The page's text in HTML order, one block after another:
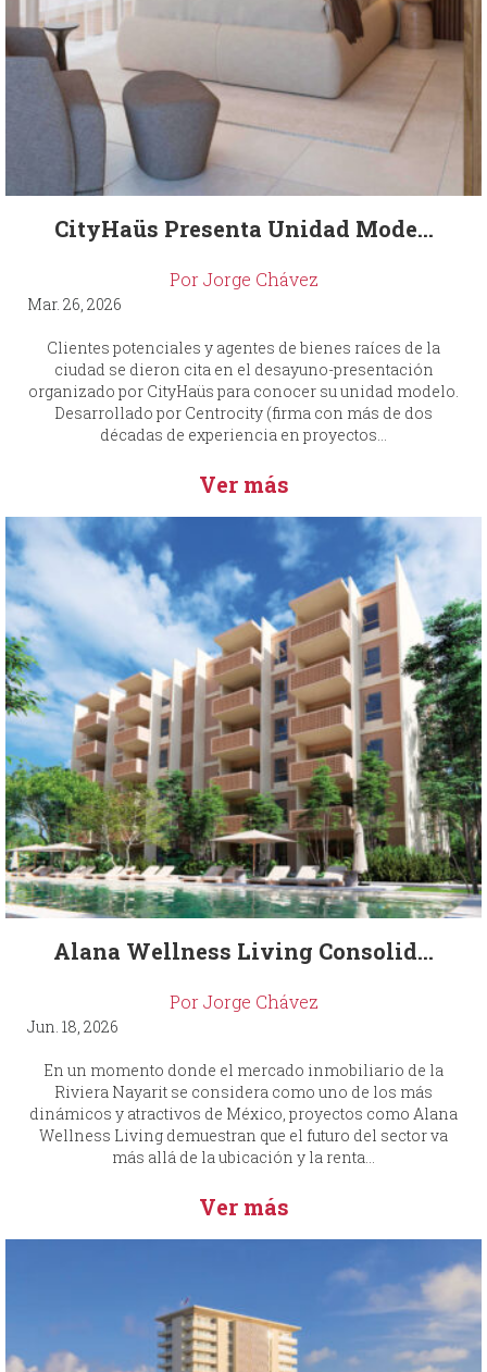
CityHaüs Presenta Unidad Mode...
Por Jorge Chávez
Mar. 26, 2026
Clientes potenciales y agentes de bienes raíces de la
ciudad se dieron cita en el desayuno-presentación
organizado por CityHaüs para conocer su unidad modelo.
Desarrollado por Centrocity (firma con más de dos
décadas de experiencia en proyectos...
Ver más
Alana Wellness Living Consolid...
Por Jorge Chávez
Jun. 18, 2026
En un momento donde el mercado inmobiliario de la
Riviera Nayarit se considera como uno de los más
dinámicos y atractivos de México, proyectos como Alana
Wellness Living demuestran que el futuro del sector va
más allá de la ubicación y la renta...
Ver más